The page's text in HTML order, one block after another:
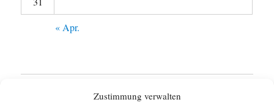
Zustimmung verwalten
« Apr.